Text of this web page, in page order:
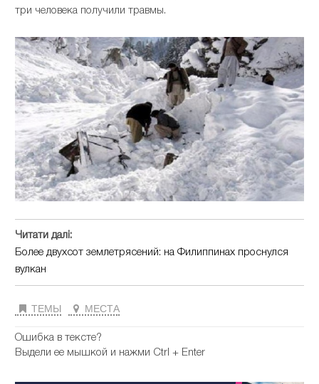
три человека получили травмы.
Читати далі:
Более двухсот землетрясений: на Филиппинах проснулся
вулкан
ТЕМЫ МЕСТА
Ошибка в тексте?
Выдели ее мышкой и нажми Ctrl + Enter